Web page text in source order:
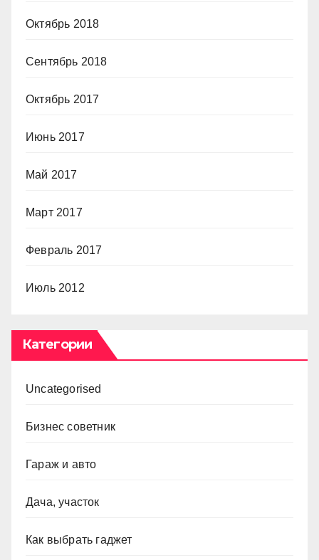
Октябрь 2018
Сентябрь 2018
Октябрь 2017
Июнь 2017
Май 2017
Март 2017
Февраль 2017
Июль 2012
Категории
Uncategorised
Бизнес советник
Гараж и авто
Дача, участок
Как выбрать гаджет